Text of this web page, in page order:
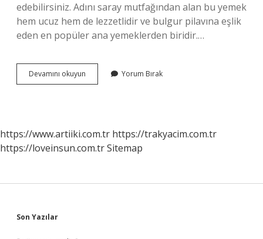
edebilirsiniz. Adını saray mutfağından alan bu yemek
hem ucuz hem de lezzetlidir ve bulgur pilavına eşlik
eden en popüler ana yemeklerden biridir.…
Devamını okuyun Bulgurla
Pratik
Yorum Bırak
https://www.artiiki.com.tr https://trakyacim.com.tr
https://loveinsun.com.trSitemap
Sidebar
Son Yazılar